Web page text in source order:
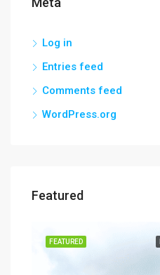
Log in
Entries feed
Comments feed
WordPress.org
Featured
FEATURED